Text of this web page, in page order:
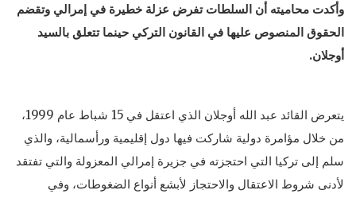
وأكدت محاميته أن السلطات تفرض عزلة خطيرة في إمرالي وتقضم
الحقوق المنصوص عليها في القانون التركي حينما تتعلق بالسيد
أوجلان.
يتعرض القائد عبد الله أوجلان الذي اعتقل في 15 شباط عام 1999،
من خلال مؤامرة دولية شاركت فيها دول إقليمية ورأسمالية، والذي
سلم إلى تركيا التي احتجزته في جزيرة إمرالي المعزولة والتي تفتقد
لأدنى شروط الاعتقال والاحتجاز لأبشع أنواع الضغوطات، وفي